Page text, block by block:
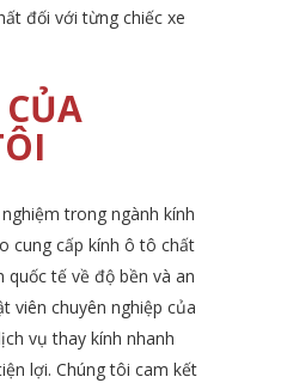
đối với từng chiếc xe
trong ngành kính
cung cấp kính ô tô chất
tế về độ bền và an
viên chuyên nghiệp của
vụ thay kính nhanh
lợi. Chúng tôi cam kết